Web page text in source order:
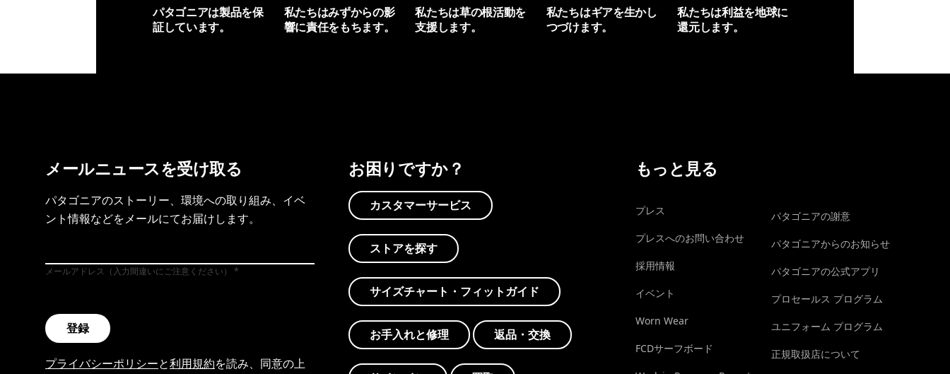
パタゴニアは製品を保
証しています。
私たちはみずからの影
響に責任をもちます。
私たちは草の根活動を
支援します。
私たちはギアを生かし
つづけます。
私たちは利益を地球に
還元します。
メールニュースを受け取る
パタゴニアのストーリー、環境への取り組み、イベ
ント情報などをメールにてお届けします。
メールアドレス（入力間違いにご注意ください）
登録
プライバシーポリシーと利用規約を読み、同意の上
お困りですか？
カスタマーサービス
ストアを探す
サイズチャート・フィットガイド
お手入れと修理 返品・交換
もっと見る
プレス
プレスへのお問い合わせ
採用情報
イベント
Worn Wear
FCDサーフボード
パタゴニアの謝意
パタゴニアからのお知らせ
パタゴニアの公式アプリ
プロセールス プログラム
ユニフォーム プログラム
正規取扱店について